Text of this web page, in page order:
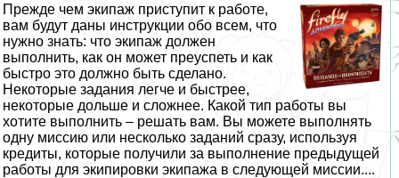
Прежде чем экипаж приступит к работе,
вам будут даны инструкции обо всем, что
нужно знать: что экипаж должен
выполнить, как он может преуспеть и как
быстро это должно быть сделано.
Некоторые задания легче и быстрее,
некоторые дольше и сложнее. Какой тип работы вы
хотите выполнить – решать вам. Вы можете выполнять
одну миссию или несколько заданий сразу, используя
кредиты, которые получили за выполнение предыдущей
работы для экипировки экипажа в следующей миссии....